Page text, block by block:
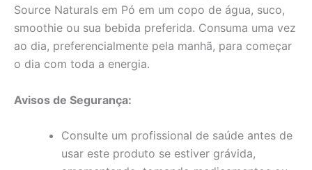
Source Naturals em Pó em um copo de água, suco,
smoothie ou sua bebida preferida. Consuma uma vez
ao dia, preferencialmente pela manhã, para começar
o dia com toda a energia.
Avisos de Segurança:
Consulte um profissional de saúde antes de
usar este produto se estiver grávida,